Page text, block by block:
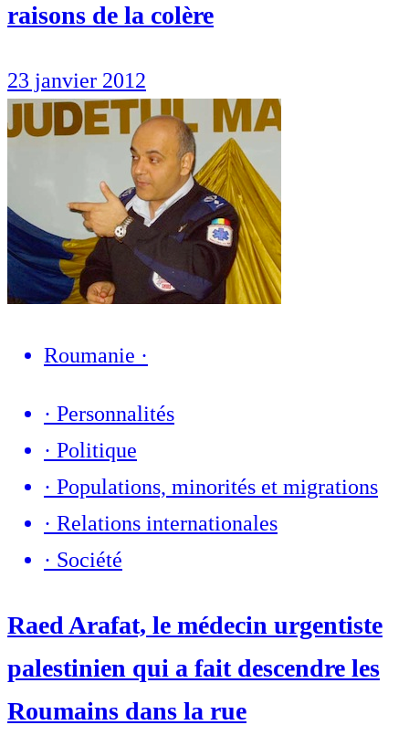
raisons de la colère
23 janvier 2012
Roumanie ·
· Personnalités
· Politique
· Populations, minorités et migrations
· Relations internationales
· Société
Raed Arafat, le médecin urgentiste
palestinien qui a fait descendre les
Roumains dans la rue